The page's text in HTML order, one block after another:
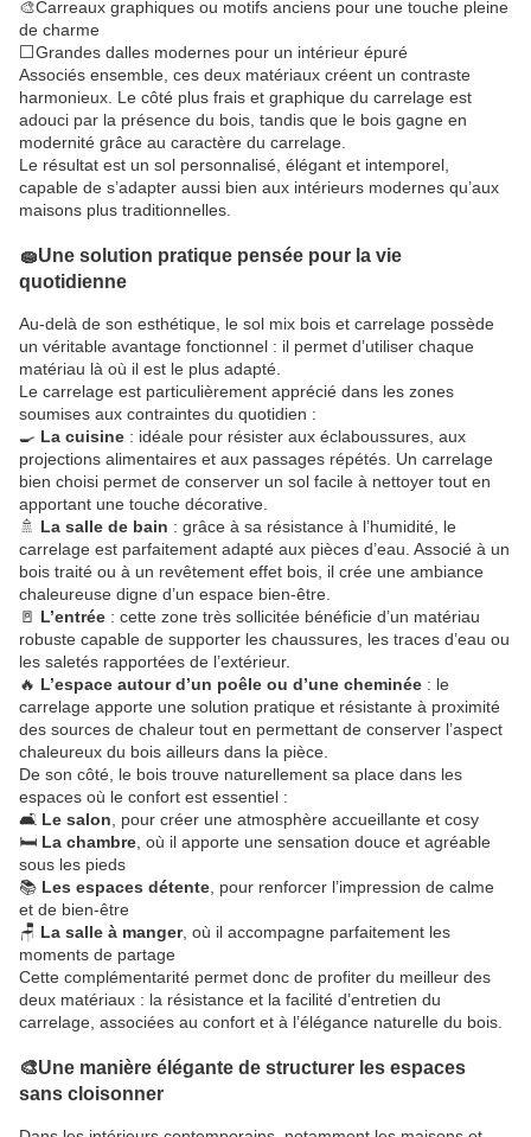
🎨Carreaux graphiques ou motifs anciens pour une touche pleine
de charme
⬜Grandes dalles modernes pour un intérieur épuré
Associés ensemble, ces deux matériaux créent un contraste
harmonieux. Le côté plus frais et graphique du carrelage est
adouci par la présence du bois, tandis que le bois gagne en
modernité grâce au caractère du carrelage.
Le résultat est un sol personnalisé, élégant et intemporel,
capable de s’adapter aussi bien aux intérieurs modernes qu’aux
maisons plus traditionnelles.
🧽Une solution pratique pensée pour la vie
quotidienne
Au-delà de son esthétique, le sol mix bois et carrelage possède
un véritable avantage fonctionnel : il permet d’utiliser chaque
matériau là où il est le plus adapté.
Le carrelage est particulièrement apprécié dans les zones
soumises aux contraintes du quotidien :
🍳 La cuisine : idéale pour résister aux éclaboussures, aux
projections alimentaires et aux passages répétés. Un carrelage
bien choisi permet de conserver un sol facile à nettoyer tout en
apportant une touche décorative.
🚿 La salle de bain : grâce à sa résistance à l’humidité, le
carrelage est parfaitement adapté aux pièces d’eau. Associé à un
bois traité ou à un revêtement effet bois, il crée une ambiance
chaleureuse digne d’un espace bien-être.
🚪 L’entrée : cette zone très sollicitée bénéficie d’un matériau
robuste capable de supporter les chaussures, les traces d’eau ou
les saletés rapportées de l’extérieur.
🔥 L’espace autour d’un poêle ou d’une cheminée : le
carrelage apporte une solution pratique et résistante à proximité
des sources de chaleur tout en permettant de conserver l’aspect
chaleureux du bois ailleurs dans la pièce.
De son côté, le bois trouve naturellement sa place dans les
espaces où le confort est essentiel :
🛋️ Le salon , pour créer une atmosphère accueillante et cosy
🛏️ La chambre , où il apporte une sensation douce et agréable
sous les pieds
📚 Les espaces détente , pour renforcer l’impression de calme
et de bien-être
🪑 La salle à manger, où il accompagne parfaitement les
moments de partage
Cette complémentarité permet donc de profiter du meilleur des
deux matériaux : la résistance et la facilité d’entretien du
carrelage, associées au confort et à l’élégance naturelle du bois.
🎨Une manière élégante de structurer les espaces
sans cloisonner